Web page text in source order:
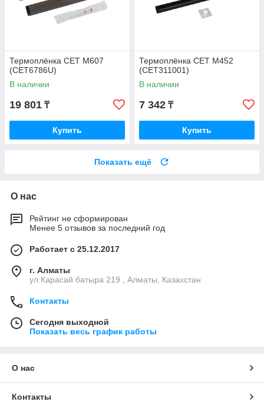
Термоплёнка CET M607
(CET6786U)
В наличии
19 801 ₸
Купить
Термоплёнка CET M452
(CET311001)
В наличии
7 342 ₸
Купить
Показать ещё
О нас
Рейтинг не сформирован
Менее 5 отзывов за последний год
Работает с 25.12.2017
г. Алматы
ул.Карасай батыра 219 , Алматы, Казахстан
Контакты
Сегодня выходной
Показать весь график работы
О нас
Контакты